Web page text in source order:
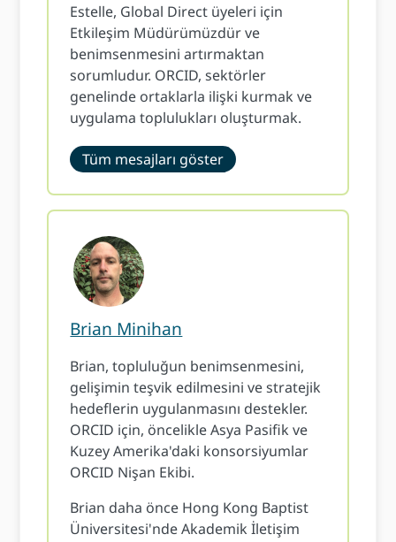
Estelle, Global Direct üyeleri için
Etkileşim Müdürümüzdür ve
benimsenmesini artırmaktan
sorumludur. ORCID, sektörler
genelinde ortaklarla ilişki kurmak ve
uygulama toplulukları oluşturmak.
Tüm mesajları göster
Brian Minihan
Brian, topluluğun benimsenmesini,
gelişimin teşvik edilmesini ve stratejik
hedeflerin uygulanmasını destekler.
ORCID için, öncelikle Asya Pasifik ve
Kuzey Amerika'daki konsorsiyumlar
ORCID Nişan Ekibi.
Brian daha önce Hong Kong Baptist
Üniversitesi'nde Akademik İletişim